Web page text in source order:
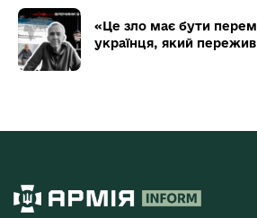
«Це зло має бути
українця, який